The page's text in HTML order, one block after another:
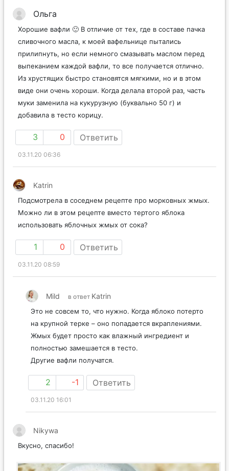
Ольга
Хорошие вафли 🙂 В отличие от тех, где в составе пачка
сливочного масла, к моей вафельнице пытались
прилипнуть, но если немного смазывать маслом перед
выпеканием каждой вафли, то все получается отлично.
Из хрустящих быстро становятся мягкими, но и в этом
виде они очень хороши. Когда делала второй раз, часть
муки заменила на кукурузную (буквально 50 г) и
добавила в тесто корицу.
3 0 Ответить
03.11.20 06:36
Katrin
Подсмотрела в соседнем рецепте про морковных жмых.
Можно ли в этом рецепте вместо тертого яблока
использовать яблочных жмых от сока?
1 0 Ответить
03.11.20 08:59
Mild в ответ Katrin
Это не совсем то, что нужно. Когда яблоко потерто
на крупной терке – оно попадается вкраплениями.
Жмых будет просто как влажный ингредиент и
полностью замешается в тесто.
Другие вафли получатся.
2 -1 Ответить
03.11.20 16:01
Nikywa
Вкусно, спасибо!